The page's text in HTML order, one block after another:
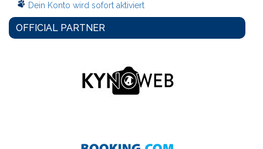
Dein Konto wird sofort aktiviert
OFFICIAL PARTNER